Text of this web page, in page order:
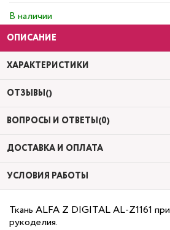
В наличии
ОПИСАНИЕ
ХАРАКТЕРИСТИКИ
ОТЗЫВЫ()
ВОПРОСЫ И ОТВЕТЫ(0)
ДОСТАВКА И ОПЛАТА
УСЛОВИЯ РАБОТЫ
Ткань ALFA Z DIGITAL AL-Z1161
рукоделия.